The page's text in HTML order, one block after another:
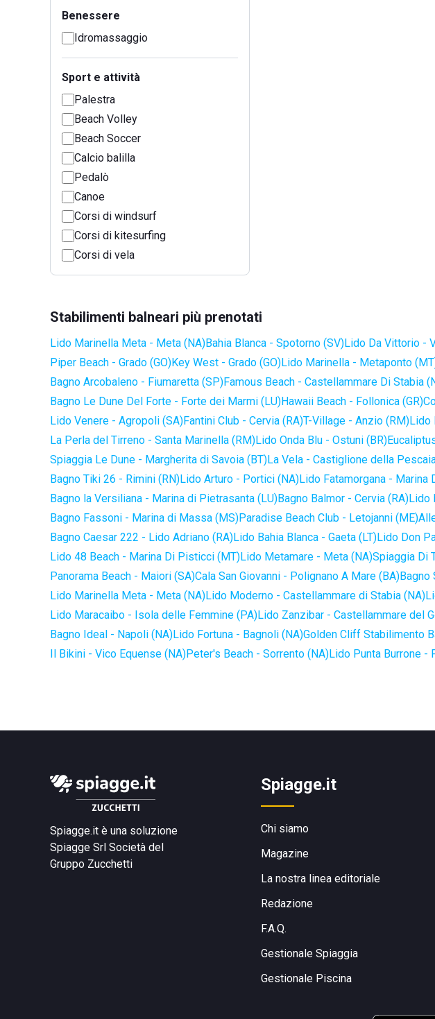
Benessere
Idromassaggio
Sport e attività
Palestra
Beach Volley
Beach Soccer
Calcio balilla
Pedalò
Canoe
Corsi di windsurf
Corsi di kitesurfing
Corsi di vela
Stabilimenti balneari più prenotati
Lido Marinella Meta - Meta (NA)Bahia Blanca - Spotorno (SV)Lido Da Vittorio -
Piper Beach - Grado (GO)Key West - Grado (GO)Lido Marinella - Metaponto
Bagno Arcobaleno - Fiumaretta (SP)Famous Beach - Castellammare Di Stabia
Bagno Le Dune Del Forte - Forte dei Marmi (LU)Hawaii Beach - Follonica (GR)
Lido Venere - Agropoli (SA)Fantini Club - Cervia (RA)T-Village - Anzio (RM)Lido
La Perla del Tirreno - Santa Marinella (RM)Lido Onda Blu - Ostuni (BR)
Spiaggia Le Dune - Margherita di Savoia (BT)La Vela - Castiglione della
Bagno Tiki 26 - Rimini (RN)Lido Arturo - Portici (NA)Lido Fatamorgana - Marina
Bagno la Versiliana - Marina di Pietrasanta (LU)Bagno Balmor - Cervia (RA)Lido
Bagno Fassoni - Marina di Massa (MS)Paradise Beach Club - Letojanni (ME)
Bagno Caesar 222 - Lido Adriano (RA)Lido Bahia Blanca - Gaeta (LT)Lido Don
Lido 48 Beach - Marina Di Pisticci (MT)Lido Metamare - Meta (NA)Spiaggia Di
Panorama Beach - Maiori (SA)Cala San Giovanni - Polignano A Mare (BA)Bagno
Lido Marinella Meta - Meta (NA)Lido Moderno - Castellammare di Stabia (NA)
Lido Maracaibo - Isola delle Femmine (PA)Lido Zanzibar - Castellammare del
Bagno Ideal - Napoli (NA)Lido Fortuna - Bagnoli (NA)Golden Cliff Stabilimento
Il Bikini - Vico Equense (NA)Peter's Beach - Sorrento (NA)Lido Punta Burrone -
Spiagge.it è una soluzione
Spiagge Srl Società del
Gruppo Zucchetti
Spiagge.it
Chi siamo
Magazine
La nostra linea editoriale
Redazione
F.A.Q.
Gestionale Spiaggia
Gestionale Piscina